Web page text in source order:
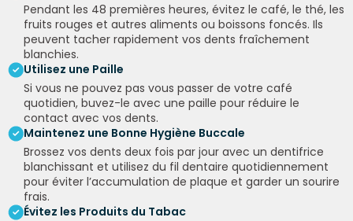
Pendant les 48 premières heures, évitez le café, le thé, les
fruits rouges et autres aliments ou boissons foncés. Ils
peuvent tacher rapidement vos dents fraîchement
blanchies.
Utilisez une Paille
Si vous ne pouvez pas vous passer de votre café
quotidien, buvez-le avec une paille pour réduire le
contact avec vos dents.
Maintenez une Bonne Hygiène Buccale
Brossez vos dents deux fois par jour avec un dentifrice
blanchissant et utilisez du fil dentaire quotidiennement
pour éviter l’accumulation de plaque et garder un sourire
frais.
Évitez les Produits du Tabac